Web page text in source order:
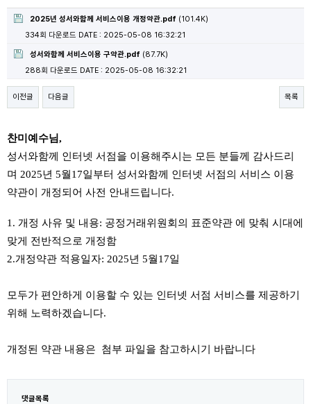
2025년 성서와함께 서비스이용 개정약관.pdf (101.4K)
334회 다운로드 DATE : 2025-05-08 16:32:21
성서와함께 서비스이용 구약관.pdf (87.7K)
288회 다운로드 DATE : 2025-05-08 16:32:21
이전글 다음글 목록
찬미예수님,
성서와함께 인터넷 서점을 이용해주시는 모든 분들께 감사드리
며 2025년 5월17일부터 성서와함께 인터넷 서점의 서비스 이용
약관이 개정되어 사전 안내드립니다.
1. 개정 사유 및 내용: 공정거래위원회의 표준약관 에 맞춰 시대에
맞게 전반적으로 개정함
2.개정약관 적용일자: 2025년 5월17일
모두가 편안하게 이용할 수 있는 인터넷 서점 서비스를 제공하기
위해 노력하겠습니다.
개정된 약관 내용은 첨부 파일을 참고하시기 바랍니다
댓글목록